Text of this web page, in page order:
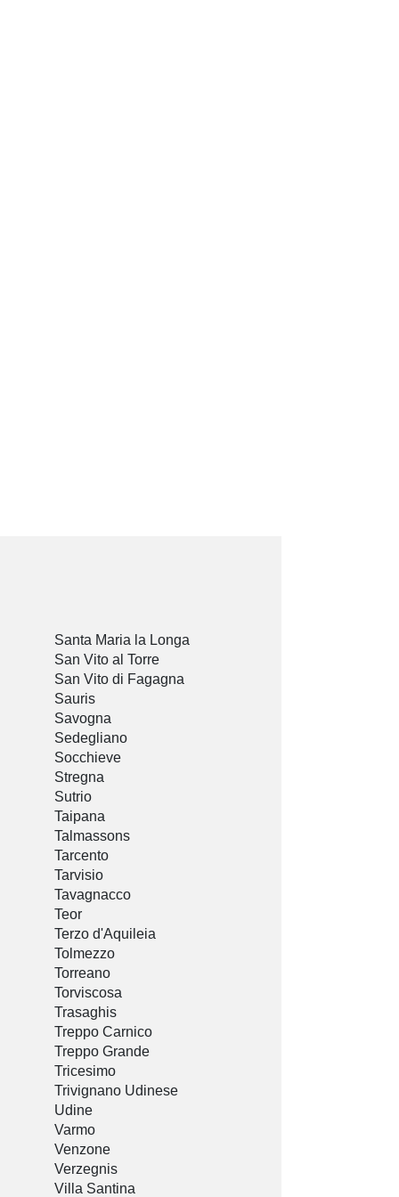
Santa Maria la Longa
San Vito al Torre
San Vito di Fagagna
Sauris
Savogna
Sedegliano
Socchieve
Stregna
Sutrio
Taipana
Talmassons
Tarcento
Tarvisio
Tavagnacco
Teor
Terzo d'Aquileia
Tolmezzo
Torreano
Torviscosa
Trasaghis
Treppo Carnico
Treppo Grande
Tricesimo
Trivignano Udinese
Udine
Varmo
Venzone
Verzegnis
Villa Santina